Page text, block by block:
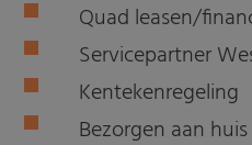
Quad leasen/
Servicepartner
Kentekenregeling
Bezorgen aan huis